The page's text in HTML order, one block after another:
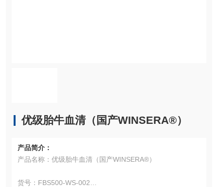
优级胎牛血清（国产WINSERA®）
产品简介：
产品名称：优级胎牛血清（国产WINSERA®）
货号：FBS500-WS-002